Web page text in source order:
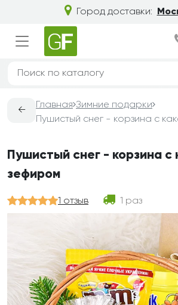
Город доставки:
←
Главная Зимние подарки
Пушистый снег - корзина с
зефиром
1 отзыв 1 раз